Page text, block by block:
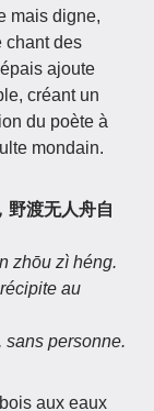
mais digne,
chant des
ajoute
créant un
du poète à
mondain.
野渡无人舟自
zhōu zì héng.
au
sans personne.
aux eaux